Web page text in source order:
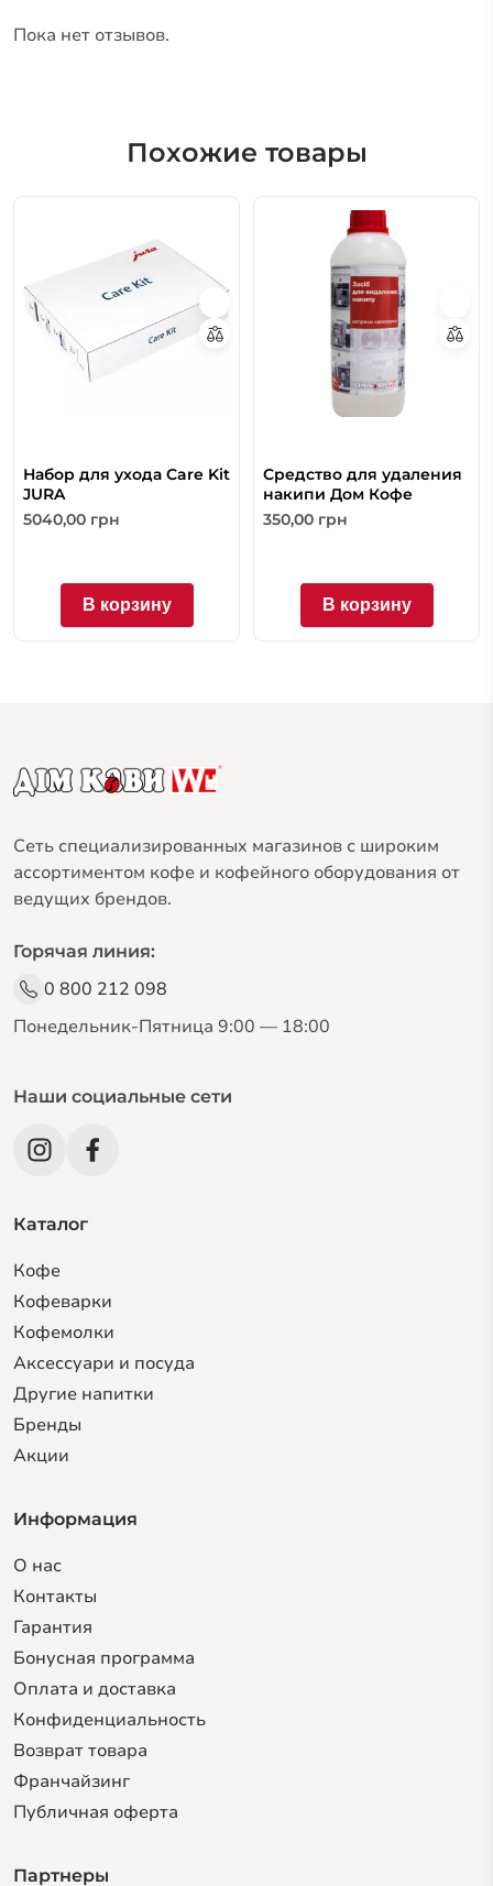
Пока нет отзывов.
Похожие товары
Набор для ухода Care Kit
JURA
5040,00 грн
В корзину
Средство для удаления
накипи Дом Кофе
350,00 грн
В корзину
Сеть специализированных магазинов с широким
ассортиментом кофе и кофейного оборудования от
ведущих брендов.
Горячая линия:
0 800 212 098
Понедельник-Пятница 9:00 — 18:00
Наши социальные сети
Каталог
Кофе
Кофеварки
Кофемолки
Аксессуари и посуда
Другие напитки
Бренды
Акции
Информация
О нас
Контакты
Гарантия
Бонусная программа
Оплата и доставка
Конфиденциальность
Возврат товара
Франчайзинг
Публичная оферта
Партнеры